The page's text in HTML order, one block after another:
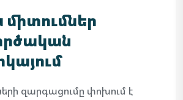
զարգացումը փոխում է